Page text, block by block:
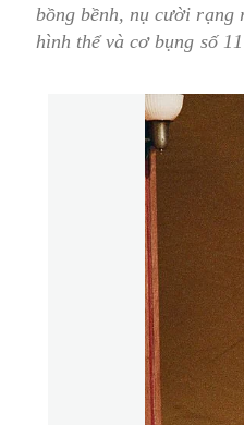
bồng bềnh, nụ cười
hình thể và cơ bụng số